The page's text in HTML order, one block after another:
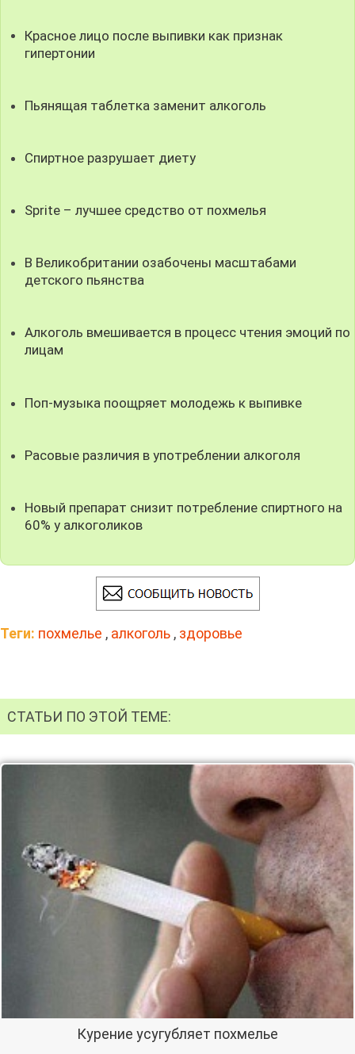
Красное лицо после выпивки как признак
гипертонии
Пьянящая таблетка заменит алкоголь
Спиртное разрушает диету
Sprite – лучшее средство от похмелья
В Великобритании озабочены масштабами
детского пьянства
Алкоголь вмешивается в процесс чтения эмоций по
лицам
Поп-музыка поощряет молодежь к выпивке
Расовые различия в употреблении алкоголя
Новый препарат снизит потребление спиртного на
60% у алкоголиков
Теги: похмелье , алкоголь , здоровье
СТАТЬИ ПО ЭТОЙ ТЕМЕ:
Курение усугубляет похмелье